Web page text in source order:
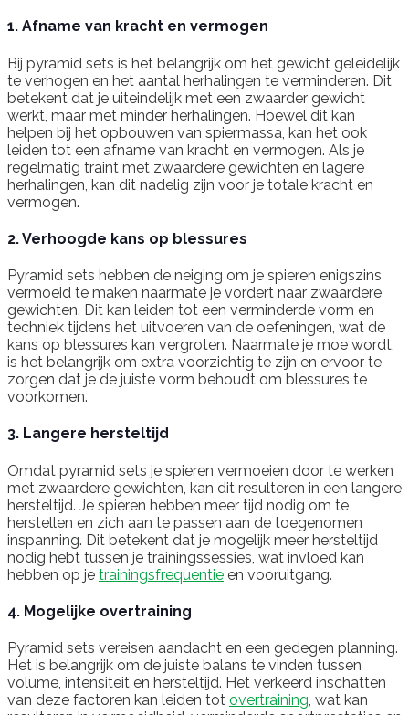
1. Afname van kracht en vermogen
Bij pyramid sets is het belangrijk om het gewicht geleidelijk
te verhogen en het aantal herhalingen te verminderen. Dit
betekent dat je uiteindelijk met een zwaarder gewicht
werkt, maar met minder herhalingen. Hoewel dit kan
helpen bij het opbouwen van spiermassa, kan het ook
leiden tot een afname van kracht en vermogen. Als je
regelmatig traint met zwaardere gewichten en lagere
herhalingen, kan dit nadelig zijn voor je totale kracht en
vermogen.
2. Verhoogde kans op blessures
Pyramid sets hebben de neiging om je spieren enigszins
vermoeid te maken naarmate je vordert naar zwaardere
gewichten. Dit kan leiden tot een verminderde vorm en
techniek tijdens het uitvoeren van de oefeningen, wat de
kans op blessures kan vergroten. Naarmate je moe wordt,
is het belangrijk om extra voorzichtig te zijn en ervoor te
zorgen dat je de juiste vorm behoudt om blessures te
voorkomen.
3. Langere hersteltijd
Omdat pyramid sets je spieren vermoeien door te werken
met zwaardere gewichten, kan dit resulteren in een langere
hersteltijd. Je spieren hebben meer tijd nodig om te
herstellen en zich aan te passen aan de toegenomen
inspanning. Dit betekent dat je mogelijk meer hersteltijd
nodig hebt tussen je trainingssessies, wat invloed kan
hebben op je trainingsfrequentie en vooruitgang.
4. Mogelijke overtraining
Pyramid sets vereisen aandacht en een gedegen planning.
Het is belangrijk om de juiste balans te vinden tussen
volume, intensiteit en hersteltijd. Het verkeerd inschatten
van deze factoren kan leiden tot overtraining, wat kan